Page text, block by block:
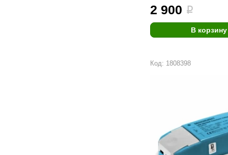
2 900 i
В корзину
Код: 1808398